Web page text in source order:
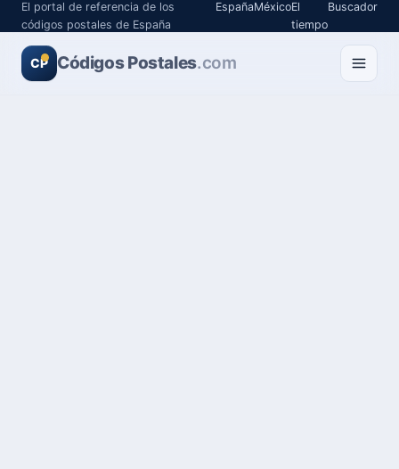
El portal de referencia de los
códigos postales de España
EspañaMéxicoEl
tiempo
Buscador
CP Códigos Postales.com